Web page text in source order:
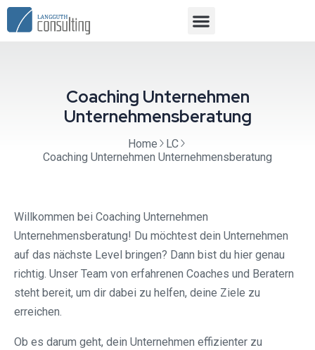
Coaching Unternehmen
Unternehmensberatung
Home
LC
Coaching Unternehmen Unternehmensberatung
Willkommen bei Coaching Unternehmen
Unternehmensberatung! Du möchtest dein Unternehmen
auf das nächste Level bringen? Dann bist du hier genau
richtig. Unser Team von erfahrenen Coaches und Beratern
steht bereit, um dir dabei zu helfen, deine Ziele zu
erreichen.
Ob es darum geht, dein Unternehmen effizienter zu